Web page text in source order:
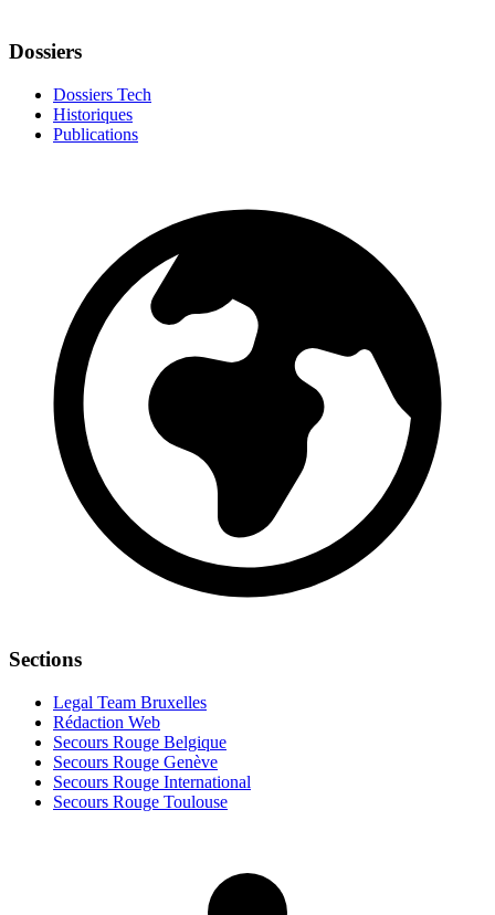
Dossiers
Dossiers Tech
Historiques
Publications
Sections
Legal Team Bruxelles
Rédaction Web
Secours Rouge Belgique
Secours Rouge Genève
Secours Rouge International
Secours Rouge Toulouse